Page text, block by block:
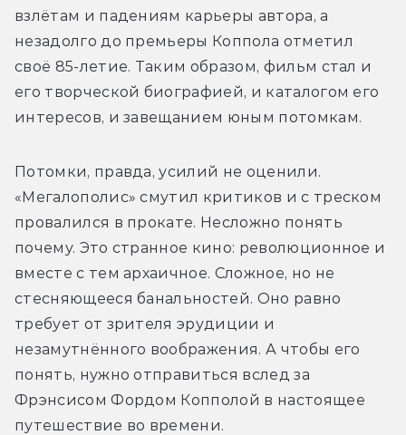
взлётам и падениям карьеры автора, а
незадолго до премьеры Коппола отметил
своё 85-летие. Таким образом, фильм стал и
его творческой биографией, и каталогом его
интересов, и завещанием юным потомкам.
Потомки, правда, усилий не оценили.
«Мегалополис» смутил критиков и с треском
провалился в прокате. Несложно понять
почему. Это странное кино: революционное и
вместе с тем архаичное. Сложное, но не
стесняющееся банальностей. Оно равно
требует от зрителя эрудиции и
незамутнённого воображения. А чтобы его
понять, нужно отправиться вслед за
Фрэнсисом Фордом Копполой в настоящее
путешествие во времени.